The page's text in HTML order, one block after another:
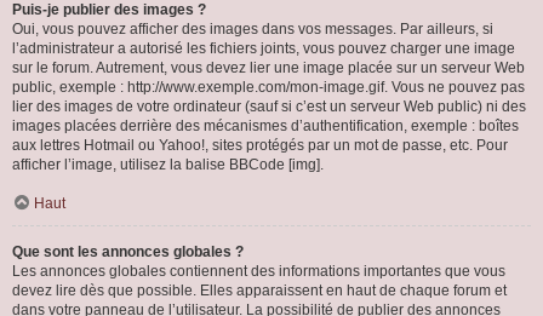
Puis-je publier des images ?
Oui, vous pouvez afficher des images dans vos messages. Par ailleurs, si
l’administrateur a autorisé les fichiers joints, vous pouvez charger une image
sur le forum. Autrement, vous devez lier une image placée sur un serveur Web
public, exemple : http://www.exemple.com/mon-image.gif. Vous ne pouvez pas
lier des images de votre ordinateur (sauf si c’est un serveur Web public) ni des
images placées derrière des mécanismes d’authentification, exemple : boîtes
aux lettres Hotmail ou Yahoo!, sites protégés par un mot de passe, etc. Pour
afficher l’image, utilisez la balise BBCode [img].
Haut
Que sont les annonces globales ?
Les annonces globales contiennent des informations importantes que vous
devez lire dès que possible. Elles apparaissent en haut de chaque forum et
dans votre panneau de l’utilisateur. La possibilité de publier des annonces